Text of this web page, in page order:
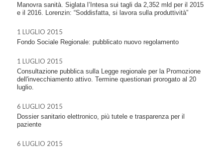
Manovra sanità. Siglata l’Intesa sui tagli da 2,352 mld per il 2015
e il 2016. Lorenzin: “Soddisfatta, si lavora sulla produttività”
1 LUGLIO 2015
Fondo Sociale Regionale: pubblicato nuovo regolamento
1 LUGLIO 2015
Consultazione pubblica sulla Legge regionale per la Promozione
dell'invecchiamento attivo. Termine questionari prorogato al 20
luglio.
6 LUGLIO 2015
Dossier sanitario elettronico, più tutele e trasparenza per il
paziente
6 LUGLIO 2015